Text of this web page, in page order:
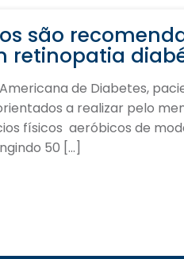
são
retinopatia
de Diabetes,
a realizar pelo
físicos aeróbicos de
50 […]